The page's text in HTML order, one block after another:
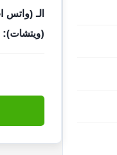
الـ (واتس
(ويتشات):